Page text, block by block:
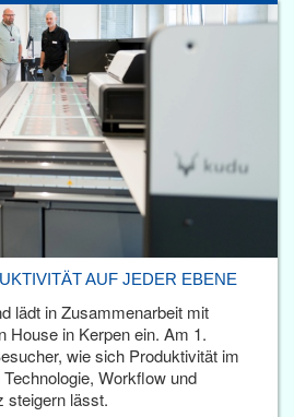
AUF JEDER EBENE
lädt in Zusammenarbeit mit
House in Kerpen ein. Am 1.
wie sich Produktivität im
Workflow und
steigern lässt.